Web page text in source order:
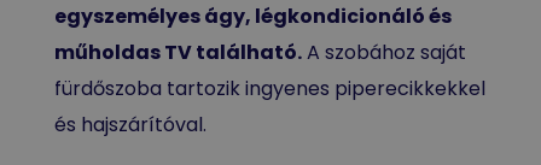
egyszemélyes ágy, légkondicionáló és
műholdas TV található.A szobához saját
fürdőszoba tartozik ingyenes piperecikkekkel
és hajszárítóval.